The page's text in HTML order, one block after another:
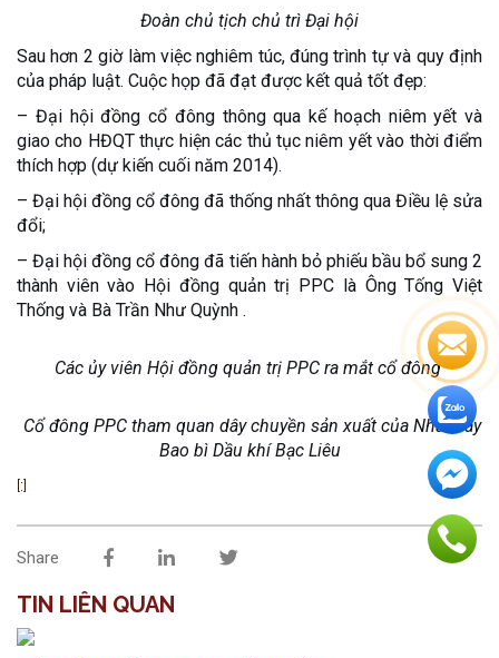
Đoàn chủ tịch chủ trì Đại hội
Sau hơn 2 giờ làm việc nghiêm túc, đúng trình tự và quy định
của pháp luật. Cuộc họp đã đạt được kết quả tốt đẹp:
– Đại hội đồng cổ đông thông qua kế hoạch niêm yết và
giao cho HĐQT thực hiện các thủ tục niêm yết vào thời điểm
thích hợp (dự kiến cuối năm 2014).
– Đại hội đồng cổ đông đã thống nhất thông qua Điều lệ sửa
đổi;
– Đại hội đồng cổ đông đã tiến hành bỏ phiếu bầu bổ sung 2
thành viên vào Hội đồng quản trị PPC là Ông Tống Việt
Thống và Bà Trần Như Quỳnh .
Các ủy viên Hội đồng quản trị PPC ra mắt cổ đông
Cổ đông PPC tham quan dây chuyền sản xuất của Nhà máy
Bao bì Dầu khí Bạc Liêu
[:]
Share
TIN LIÊN QUAN